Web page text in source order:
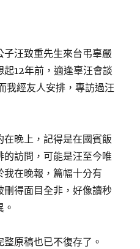
汪致重先生來台弔辜嚴
12年前，適逢辜汪會談
我經友人安排，專訪過汪
晚上，記得是在國賓飯
訪問，可能是汪至今唯
在晚報，篇幅十分有
刪得面目全非，好像讀秒
原稿也已不復存了。